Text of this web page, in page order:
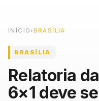
INÍCIO › BRASÍLIA
BRASÍLIA
Relatoria
6×1 deve